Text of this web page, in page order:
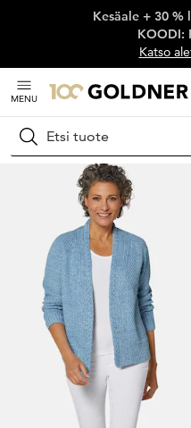
Ohita siirtymä, siirry
Kesäale + 30 %
KOODI:
Katso
MENU
Hae
Koti Naisten muoti